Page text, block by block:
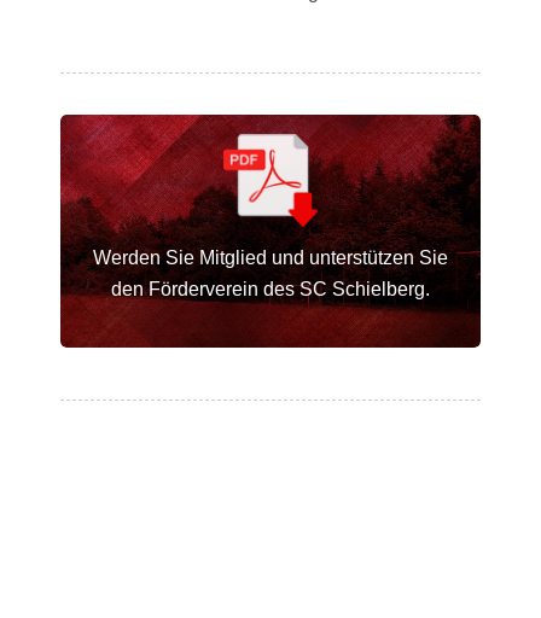
Werden Sie Mitglied und unterstützen Sie
den Förderverein des SC Schielberg.